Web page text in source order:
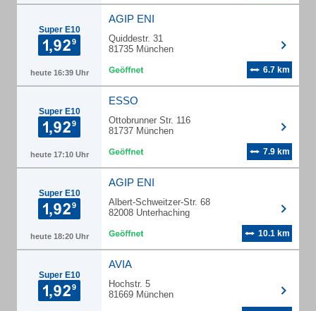
Super E10
heute 16:39 Uhr
AGIP ENI
Quiddestr. 31
81735 München
6.7 km
Super E10
heute 17:10 Uhr
ESSO
Ottobrunner Str. 116
81737 München
7.9 km
Super E10
heute 18:20 Uhr
AGIP ENI
Albert-Schweitzer-Str. 68
82008 Unterhaching
10.1 km
Super E10
AVIA
Hochstr. 5
81669 München